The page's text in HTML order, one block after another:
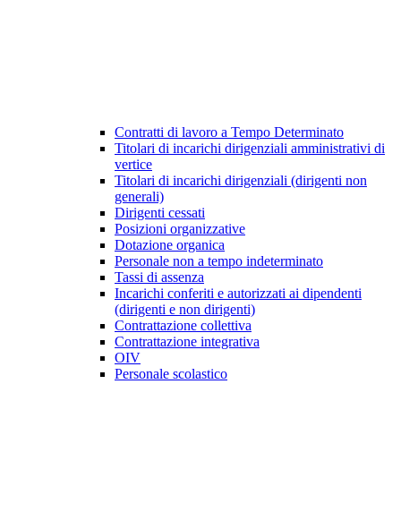
Contratti di lavoro a Tempo Determinato
Titolari di incarichi dirigenziali amministrativi di
vertice
Titolari di incarichi dirigenziali (dirigenti non
generali)
Dirigenti cessati
Posizioni organizzative
Dotazione organica
Personale non a tempo indeterminato
Tassi di assenza
Incarichi conferiti e autorizzati ai dipendenti
(dirigenti e non dirigenti)
Contrattazione collettiva
Contrattazione integrativa
OIV
Personale scolastico